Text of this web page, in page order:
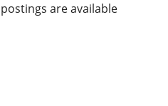
are available